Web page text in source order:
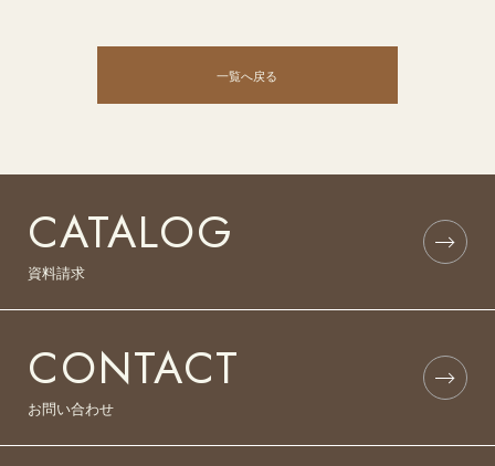
一覧へ戻る
CATALOG
資料請求
CONTACT
お問い合わせ